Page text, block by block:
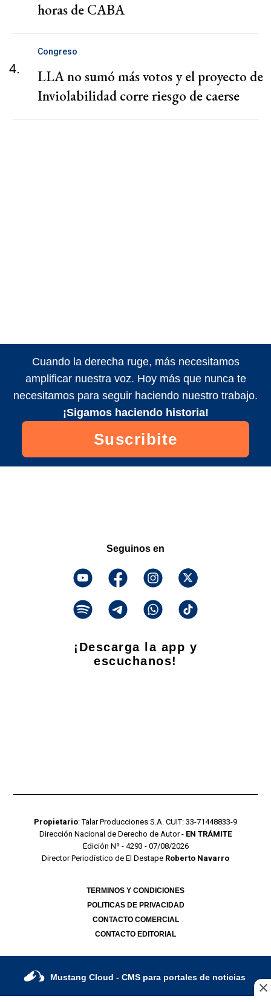
horas de CABA
4.
Congreso
LLA no sumó más votos y el proyecto de
Inviolabilidad corre riesgo de caerse
Cuando la derecha ruge, más necesitamos
amplificar nuestra voz. Hoy más que nunca te
necesitamos para seguir haciendo nuestro trabajo.
¡Sigamos haciendo historia!
Suscribite
Seguinos en
¡Descarga la app y
escuchanos!
Propietario: Talar Producciones S.A. CUIT: 33-71448833-9
Dirección Nacional de Derecho de Autor - EN TRÁMITE
Edición Nº - 4293 - 07/08/2026
Director Periodístico de El Destape Roberto Navarro
TERMINOS Y CONDICIONES
POLITICAS DE PRIVACIDAD
CONTACTO COMERCIAL
CONTACTO EDITORIAL
Mustang Cloud - CMS para portales de noticias